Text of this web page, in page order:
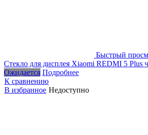
Быстрый
Стекло для дисплея Xiaomi REDMI 5 Plus
Ожидается Подробнее
К сравнению
В избранное Недоступно